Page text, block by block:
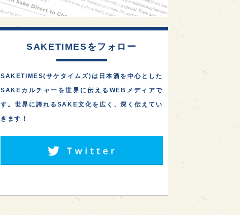
SAKETIMESをフォロー
SAKETIMES(サケタイムズ)は日本酒を中心とした
SAKEカルチャーを世界に伝えるWEBメディアで
す。世界に誇れるSAKE文化を広く、深く伝えてい
きます！